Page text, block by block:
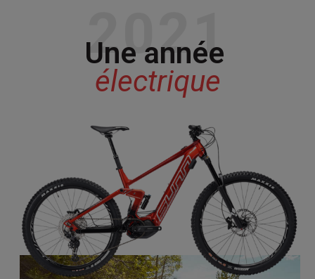
2021
Une année
électrique